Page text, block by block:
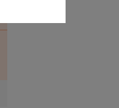
承銷
性產
諾的